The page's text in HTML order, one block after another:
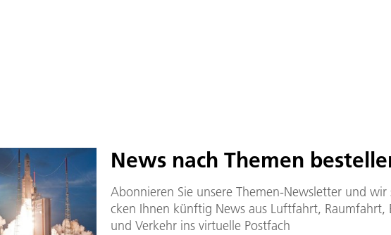
News nach The­men
Abon­nie­ren Sie un­se­re The­men-Newslet­ter und
cken Ih­nen künf­tig News aus Luft­fahrt, Raum­fahrt,
und Ver­kehr ins vir­tu­el­le Post­fach